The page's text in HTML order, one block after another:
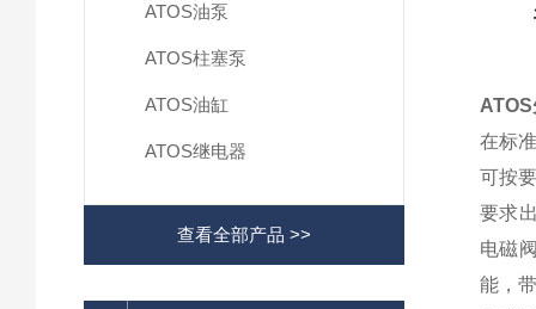
ATOS油泵
ATOS柱塞泵
ATOS油缸
ATOS继电器
查看全部产品 >>
在标
可按
要求
电磁
能，